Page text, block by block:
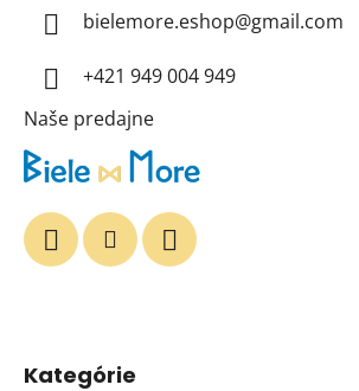
bielemore.eshop@gmail.com
+421 949 004 949
Naše predajne
Kategórie